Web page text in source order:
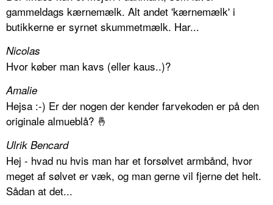
gammeldags kærnemælk. Alt andet 'kærnemælk' i
butikkerne er syrnet skummetmælk. Har...
Nicolas
Hvor køber man kavs (eller kaus..)?
Amalie
Hejsa :-) Er der nogen der kender farvekoden er på den
originale almueblå? 🤞
Ulrik Bencard
Hej - hvad nu hvis man har et forsølvet armbånd, hvor
meget af sølvet er væk, og man gerne vil fjerne det helt.
Sådan at det...